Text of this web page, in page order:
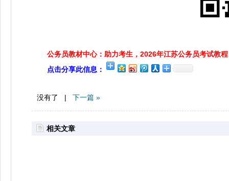
公务员教材中心：助力考生，2026年江苏公务员考试教程
点击分享此信息：
没有了 | 下一篇 »
相关文章